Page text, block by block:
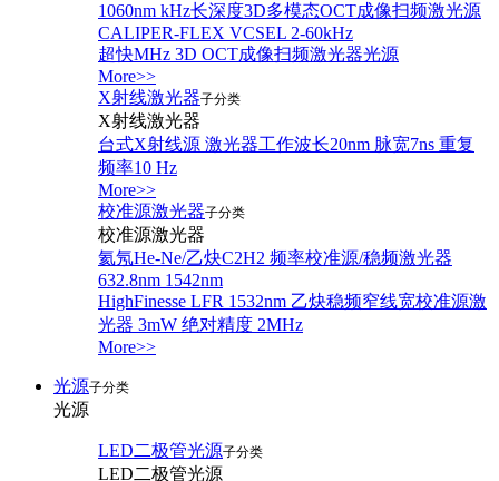
1060nm kHz长深度3D多模态OCT成像扫频激光源
CALIPER-FLEX VCSEL 2-60kHz
超快MHz 3D OCT成像扫频激光器光源
More>>
X射线激光器子分类
X射线激光器
台式X射线源 激光器工作波长20nm 脉宽7ns 重复
频率10 Hz
More>>
校准源激光器子分类
校准源激光器
氦氖He-Ne/乙炔C2H2 频率校准源/稳频激光器
632.8nm 1542nm
HighFinesse LFR 1532nm 乙炔稳频窄线宽校准源激
光器 3mW 绝对精度 2MHz
More>>
光源子分类
光源
LED二极管光源子分类
LED二极管光源